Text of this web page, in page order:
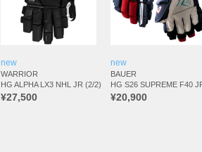
new
WARRIOR
HG ALPHA LX3 NHL JR (2/2)
¥27,500
new
BAUER
HG S26 SUPREME F40
¥20,900